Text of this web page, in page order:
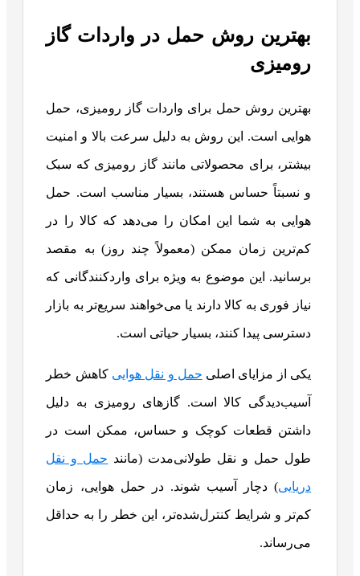
بهترین روش حمل در واردات گاز
رومیزی
بهترین روش حمل برای واردات گاز رومیزی، حمل
هوایی است. این روش به دلیل سرعت بالا و امنیت
بیشتر، برای محصولاتی مانند گاز رومیزی که سبک
و نسبتاً حساس هستند، بسیار مناسب است. حمل
هوایی به شما این امکان را می‌دهد که کالا را در
کم‌ترین زمان ممکن (معمولاً چند روز) به مقصد
برسانید. این موضوع به ویژه برای واردکنندگانی که
نیاز فوری به کالا دارند یا می‌خواهند سریع‌تر به بازار
دسترسی پیدا کنند، بسیار حیاتی است.
یکی از مزایای اصلی حمل و نقل هوایی کاهش خطر
آسیب‌دیدگی کالا است. گازهای رومیزی به دلیل
داشتن قطعات کوچک و حساس، ممکن است در
طول حمل و نقل طولانی‌مدت (مانند حمل و نقل
دریایی) دچار آسیب شوند. در حمل هوایی، زمان
کم‌تر و شرایط کنترل‌شده‌تر، این خطر را به حداقل
می‌رساند.